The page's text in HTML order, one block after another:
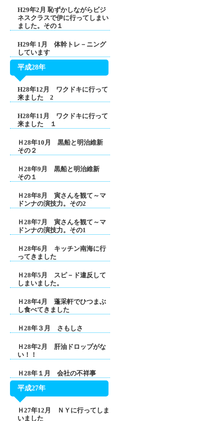
H29年2月 恥ずかしながらビジ
ネスクラスで伊に行ってしまい
ました。その１
H29年 1月 体幹トレ－ニング
しています
平成28年
H28年12月 ワクドキに行って
来ました 2
H28年11月 ワクドキに行って
来ました １
Ｈ28年10月 黒船と明治維新
その２
Ｈ28年9月 黒船と明治維新
その１
Ｈ28年8月 寅さんを観て～マ
ドンナの演技力。その2
Ｈ28年7月 寅さんを観て～マ
ドンナの演技力。その1
Ｈ28年6月 キッチン南海に行
ってきました
Ｈ28年5月 スピ－ド違反して
しまいました。
Ｈ28年4月 蓬采軒でひつまぶ
し食べてきました
Ｈ28年３月 さもしさ
Ｈ28年2月 肝油ドロップがな
い！！
Ｈ28年１月 会社の不祥事
平成27年
Ｈ27年12月 ＮＹに行ってしま
いました